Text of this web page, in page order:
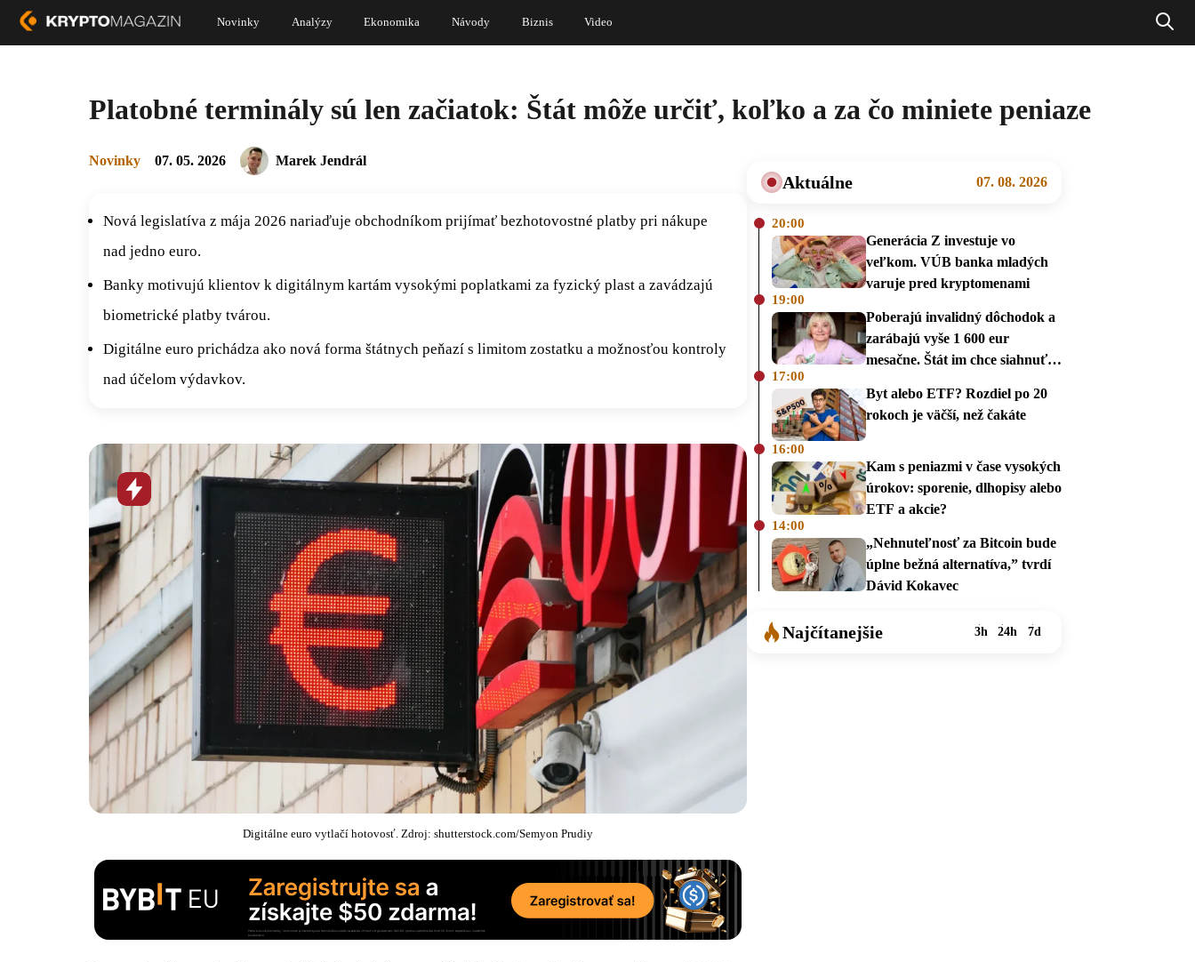
Novinky Analýzy Ekonomika Návody Biznis Video
Platobné terminály sú len začiatok: Štát môže určiť, koľko a za čo miniete peniaze
Novinky 07. 05. 2026 Marek Jendrál
Nová legislatíva z mája 2026 nariaďuje obchodníkom prijímať bezhotovostné platby pri nákupe
nad jedno euro.
Banky motivujú klientov k digitálnym kartám vysokými poplatkami za fyzický plast a zavádzajú
biometrické platby tvárou.
Digitálne euro prichádza ako nová forma štátnych peňazí s limitom zostatku a možnosťou kontroly
nad účelom výdavkov.
Horúca
novinka
Digitálne euro vytlačí hotovosť. Zdroj: shutterstock.com/Semyon Prudiy
Aktuálne 07. 08. 2026
20:00
Generácia Z investuje vo
veľkom. VÚB banka mladých
varuje pred kryptomenami
19:00
Poberajú invalidný dôchodok a
zarábajú vyše 1 600 eur
mesačne. Štát im chce siahnuť
17:00
Byt alebo ETF? Rozdiel po 20
rokoch je väčší, než čakáte
16:00
Kam s peniazmi v čase vysokých
úrokov: sporenie, dlhopisy alebo
ETF a akcie?
14:00
„Nehnuteľnosť za Bitcoin bude
úplne bežná alternatíva,” tvrdí
Dávid Kokavec
Najčítanejšie 3h 24h 7d